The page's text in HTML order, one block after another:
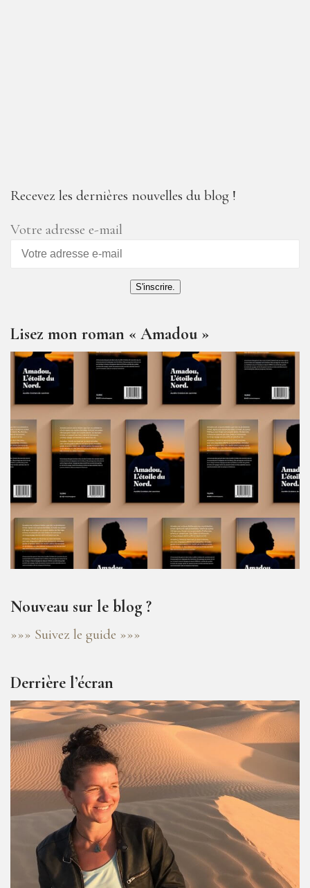
Recevez les dernières nouvelles du blog !
Votre adresse e-mail
S'inscrire.
Lisez mon roman « Amadou »
Nouveau sur le blog ?
»»» Suivez le guide »»»
Derrière l’écran